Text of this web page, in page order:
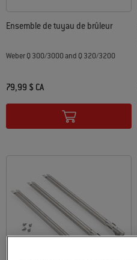
Ensemble de tuyau de brûleur
Weber Q 300/3000 and Q 320/3200
79,99 $ CA
Color Options